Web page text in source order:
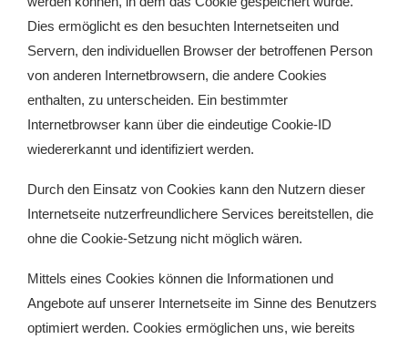
Dies ermöglicht es den besuchten Internetseiten und
Servern, den individuellen Browser der betroffenen Person
von anderen Internetbrowsern, die andere Cookies
enthalten, zu unterscheiden. Ein bestimmter
Internetbrowser kann über die eindeutige Cookie-ID
wiedererkannt und identifiziert werden.
Durch den Einsatz von Cookies kann den Nutzern dieser
Internetseite nutzerfreundlichere Services bereitstellen, die
ohne die Cookie-Setzung nicht möglich wären.
Mittels eines Cookies können die Informationen und
Angebote auf unserer Internetseite im Sinne des Benutzers
optimiert werden. Cookies ermöglichen uns, wie bereits